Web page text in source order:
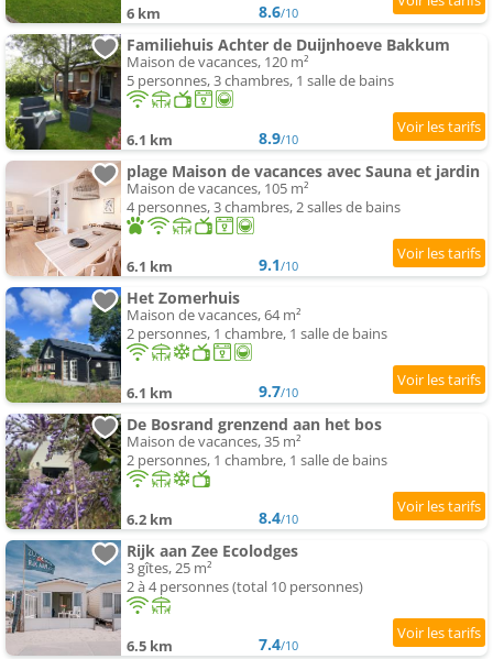
6 km 8.6/10
Familiehuis Achter de Duijnhoeve Bakkum
Maison de vacances, 120 m²
5 personnes, 3 chambres, 1 salle de bains
6.1 km 8.9/10
plage Maison de vacances avec Sauna et jardin
Maison de vacances, 105 m²
4 personnes, 3 chambres, 2 salles de bains
6.1 km 9.1/10
Het Zomerhuis
Maison de vacances, 64 m²
2 personnes, 1 chambre, 1 salle de bains
6.1 km 9.7/10
De Bosrand grenzend aan het bos
Maison de vacances, 35 m²
2 personnes, 1 chambre, 1 salle de bains
6.2 km 8.4/10
Rijk aan Zee Ecolodges
3 gîtes, 25 m²
2 à 4 personnes (total 10 personnes)
6.5 km 7.4/10